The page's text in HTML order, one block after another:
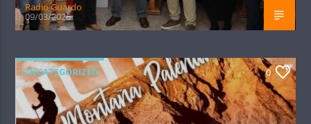
Radio Guardo
09/03/2026
UNCATEGORIZED 0